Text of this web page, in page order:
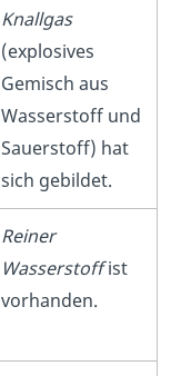
Knallgas
(explosives
Gemisch aus
Wasserstoff und
Sauerstoff) hat
sich gebildet.
Reiner
Wasserstoffist
vorhanden.